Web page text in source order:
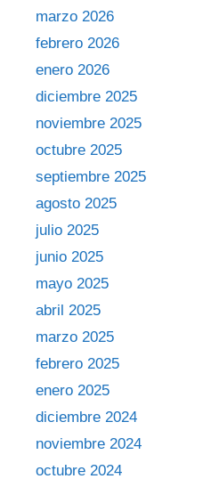
marzo 2026
febrero 2026
enero 2026
diciembre 2025
noviembre 2025
octubre 2025
septiembre 2025
agosto 2025
julio 2025
junio 2025
mayo 2025
abril 2025
marzo 2025
febrero 2025
enero 2025
diciembre 2024
noviembre 2024
octubre 2024